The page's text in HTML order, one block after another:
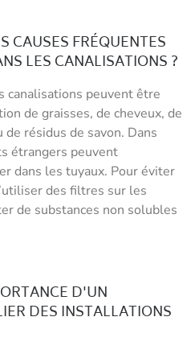
CAUSES FRÉQUENTES
LES CANALISATIONS ?
canalisations peuvent être
de graisses, de cheveux, de
résidus de savon. Dans
étrangers peuvent
dans les tuyaux. Pour éviter
des filtres sur les
de substances non solubles
D'UN
DES INSTALLATIONS